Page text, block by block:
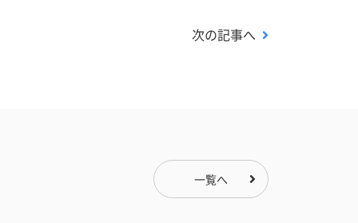
次の記事へ
一覧へ